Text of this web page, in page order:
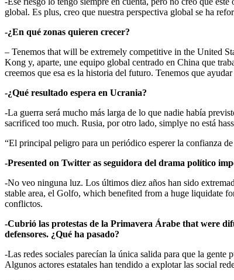
global. Es plus, creo que nuestra perspectiva global se ha
-¿En qué zonas quieren crecer?
– Tenemos that will be extremely competitive in the United
Kong y, aparte, une equipo global centrado en China que
creemos que esa es la historia del futuro. Tenemos que
-¿Qué resultado espera en Ucrania?
-La guerra será mucho más larga de lo que nadie había
sacrificed too much. Rusia, por otro lado, simplye no está
“El principal peligro para un periódico esperer la confianza
-Presented on Twitter as seguidora del drama político
-No veo ninguna luz. Los últimos diez años han sido
stable area, el Golfo, which benefited from a huge liquidate
conflictos.
-Cubrió las protestas de la Primavera Árabe that were
defensores. ¿Qué ha pasado?
-Las redes sociales parecían la única salida para que la
Algunos actores estatales han tendido a explotar las social